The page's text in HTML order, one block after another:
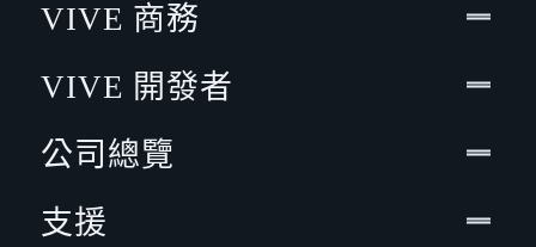
VIVE 商務
VIVE 開發者
公司總覽
支援